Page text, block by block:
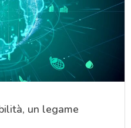
un legame